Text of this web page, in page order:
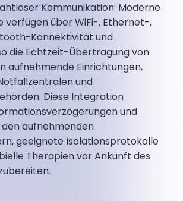
Kommunikation: Moderne
verfügen über WiFi-, Ethernet-,
Konnektivität und
die Echtzeit-Übertragung von
aufnehmende Einrichtungen,
und
Diese Integration
und
aufnehmenden
geeignete Isolationsprotokolle
Therapien vor Ankunft des